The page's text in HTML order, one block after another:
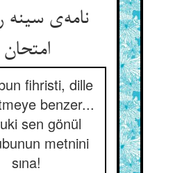
نامه‌ی سینه
امتحان
fihristi, dille
benzer...
sen gönül
metnini
sına!